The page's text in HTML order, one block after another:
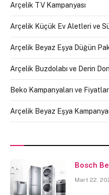
Arçelik TV Kampanyası
Arçelik Küçük Ev Aletleri ve
Arçelik Beyaz Eşya Düğün
Arçelik Buzdolabı ve Derin
Beko Kampanyaları ve
Arçelik Beyaz Eşya
Bosch
Mart 22,